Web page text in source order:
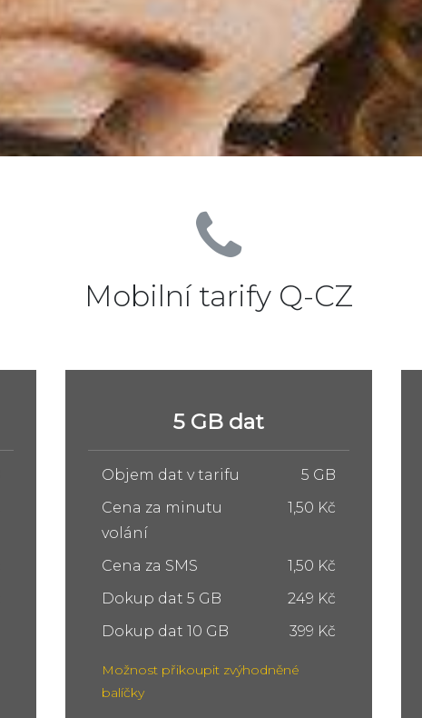
Mobilní tarify Q-CZ
10 GB dat
Objem dat v tarifu
10 GB
Cena za minutu
volání
1,50 Kč
Cena za SMS
1,50 Kč
Dokup dat 5 GB
249 Kč
Dokup dat 10 GB
399 Kč
Možnost přikoupit zvýhodněné
balíčky